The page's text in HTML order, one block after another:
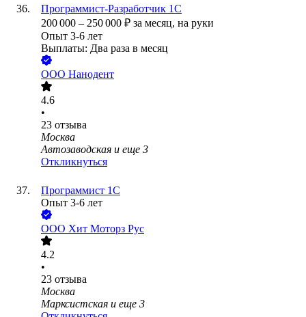
Программист-Разработчик 1С
200 000 – 250 000 ₽ за месяц, на руки
Опыт 3-6 лет
Выплаты: Два раза в месяц
ООО Нанодент
4.6
•
23 отзыва
Москва
Автозаводская и еще 3
Откликнуться
Программист 1С
Опыт 3-6 лет
ООО Хит Моторз Рус
4.2
•
23 отзыва
Москва
Марксистская и еще 3